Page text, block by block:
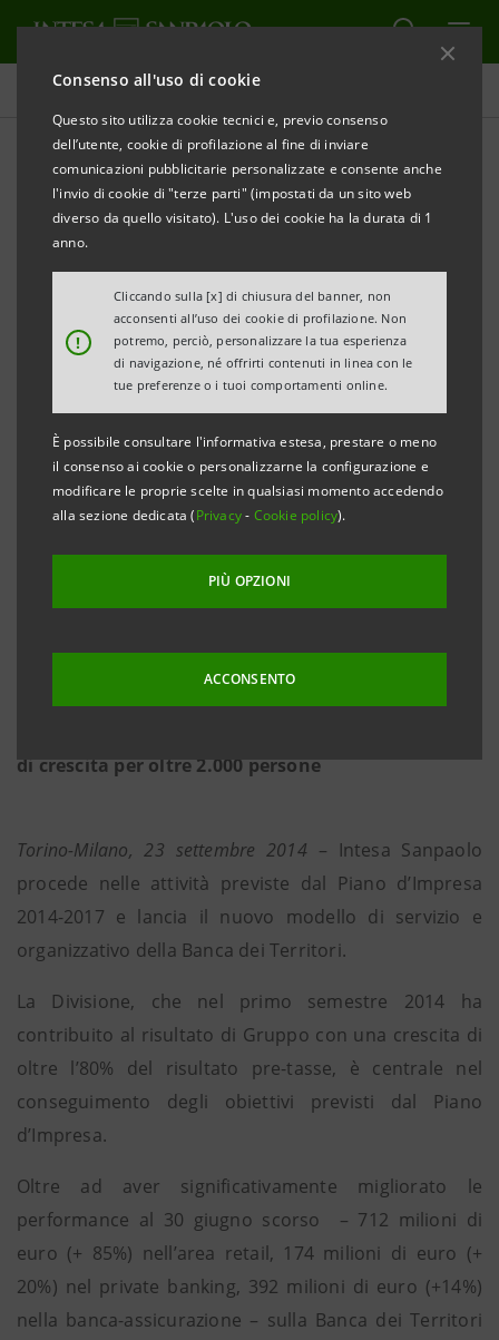
Consenso all'uso di cookie
Questo sito utilizza cookie tecnici e, previo consenso
dell’utente, cookie di profilazione al fine di inviare
comunicazioni pubblicitarie personalizzate e consente anche
l'invio di cookie di "terze parti" (impostati da un sito web
diverso da quello visitato). L'uso dei cookie ha la durata di 1
anno.
!
Cliccando sulla [x] di chiusura del banner, non
acconsenti all’uso dei cookie di profilazione. Non
potremo, perciò, personalizzare la tua esperienza
di navigazione, né offrirti contenuti in linea con le
tue preferenze o i tuoi comportamenti online.
È possibile consultare l'informativa estesa, prestare o meno
il consenso ai cookie o personalizzarne la configurazione e
modificare le proprie scelte in qualsiasi momento accedendo
alla sezione dedicata (Privacy- Cookie policy).
PIÙ OPZIONI
ACCONSENTO
Comunicati stampa
STAMPA AGGIORNA
COMUNICATO STAMPA
INTESA SANPAOLO:
DELLA BANCA DEI TERRITORI
EVOLUZIONE IN LINEA
CON IL PIANO D’IMPRESA 2014-2017
Ulteriore focalizzazione sul mercato, rafforzando
la relazione con la clientela
• Centralità delle sette Direzioni Regionali e del
modello di servizio concentrato su tre territori
di crescita per oltre 2.000 persone
Torino-Milano, 23 settembre 2014 – Intesa Sanpaolo
procede nelle attività previste dal Piano d’Impresa
2014-2017 e lancia il nuovo modello di servizio e
organizzativo della Banca dei Territori.
La Divisione, che nel primo semestre 2014 ha
contribuito al risultato di Gruppo con una crescita di
oltre l’80% del risultato pre-tasse, è centrale nel
conseguimento degli obiettivi previsti dal Piano
d’Impresa.
Oltre ad aver significativamente migliorato le
performance al 30 giugno scorso – 712 milioni di
euro (+ 85%) nell’area retail, 174 milioni di euro (+
20%) nel private banking, 392 milioni di euro (+14%)
nella banca-assicurazione – sulla Banca dei Territori